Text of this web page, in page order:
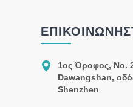

1ος Όροφος, Νο.
Dawangshan,
Shenzhen